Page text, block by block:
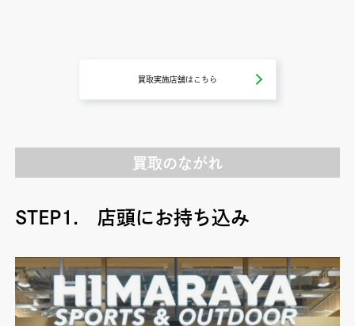
買取実施店舗はこちら
買取のながれ
STEP1. 店頭にお持ち込み